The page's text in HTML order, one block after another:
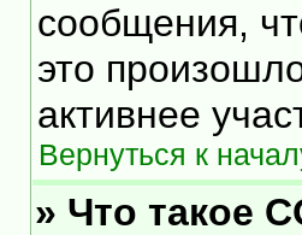
сообщения,
это
активнее
Вернуться к
» Что такое